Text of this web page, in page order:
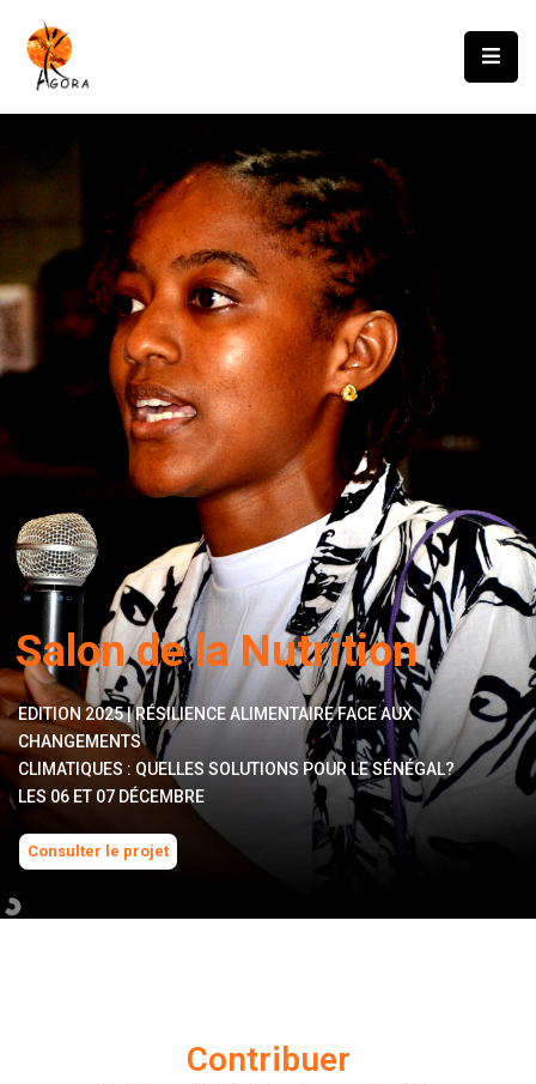
Domaines
D’intervention
Nos
Projets
Agir
EDITION 2025 | RÉSILIENCE ALIMENTAIRE FACE AUX
CHANGEMENTS
CLIMATIQUES : QUELLES SOLUTIONS POUR LE SÉNÉGAL?
LES 06 ET 07 DÉCEMBRE
Salon de la Nutrition
Consulter le projet
Contribuer